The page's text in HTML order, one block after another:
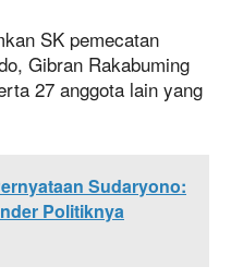
SK pemecatan
Gibran Rakabuming
27 anggota lain yang
Sudaryono:
Politiknya